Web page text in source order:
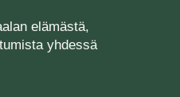
elämästä,
yhdessä